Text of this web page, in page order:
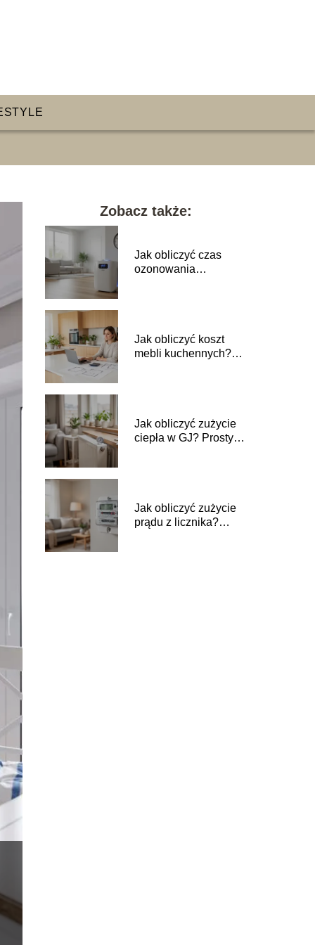
Zobacz także:
Jak obliczyć czas
ozonowania
Jak obliczyć koszt
mebli kuchennych?
Jak obliczyć zużycie
ciepła w GJ? Prosty
Jak obliczyć zużycie
prądu z licznika?